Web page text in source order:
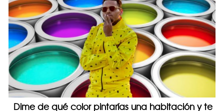
Dime de qué color pintarías una habitación y te